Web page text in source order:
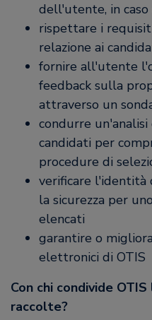
dell'utente, in caso
rispettare i
relazione ai
fornire all'utente
feedback sulla
attraverso un
condurre
candidati per
procedure di
verificare
la sicurezza per
elencati
garantire o
elettronici di OTIS
Con chi condivide
raccolte?